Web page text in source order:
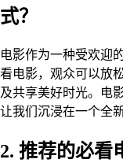
式？
电影作为一种受欢迎
看电影，观众可以放
及共享美好时光。电
让我们沉浸在一个全
2. 推荐的必看